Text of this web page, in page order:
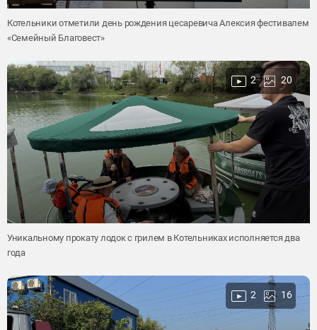
Котельники отметили день рождения цесаревича Алексия фестивалем
«Семейный Благовест»
2 20
Уникальному прокату лодок с грилем в Котельниках исполняется два
года
2 16